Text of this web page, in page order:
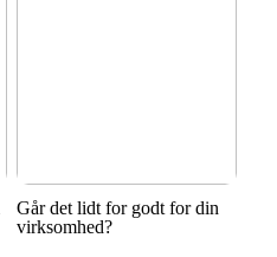
Går det lidt for godt for din
virksomhed?